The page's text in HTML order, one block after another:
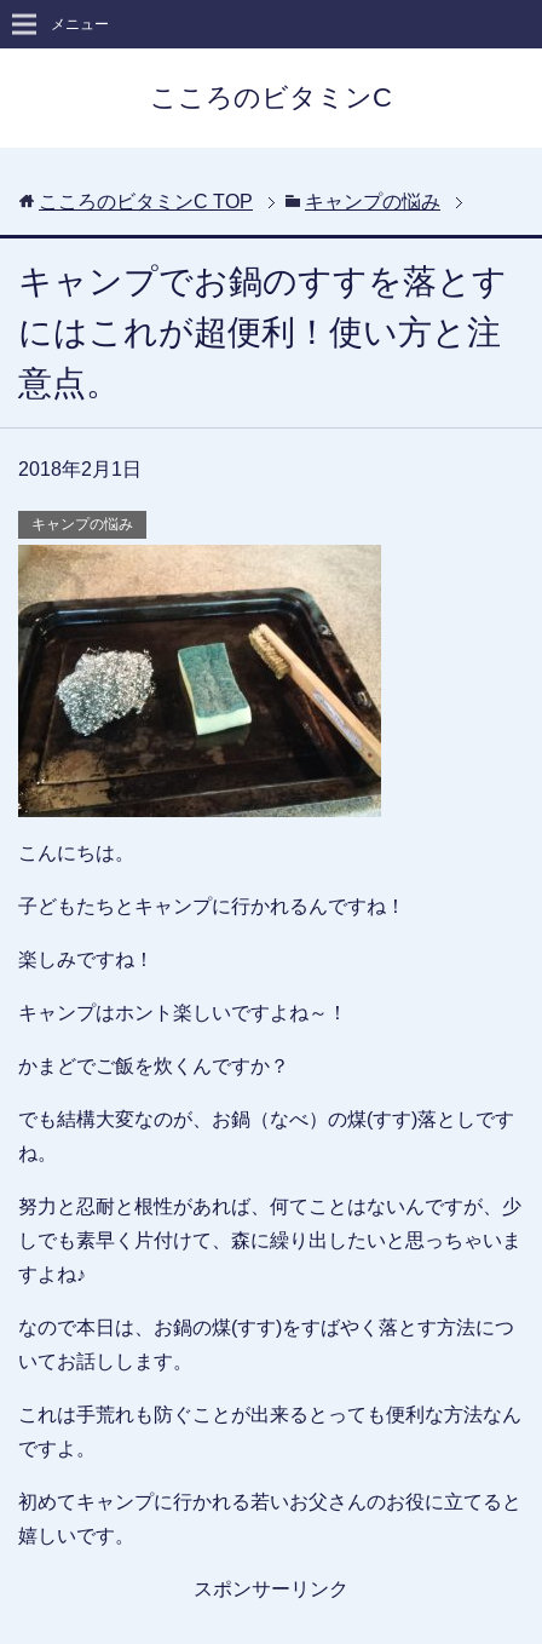
こころのビタミンC
メニュー
こころのビタミンC TOP キャンプの悩み
キャンプでお鍋のすすを落とす
にはこれが超便利！使い方と注
意点。
2018年2月1日
キャンプの悩み
こんにちは。
子どもたちとキャンプに行かれるんですね！
楽しみですね！
キャンプはホント楽しいですよね～！
かまどでご飯を炊くんですか？
でも結構大変なのが、お鍋（なべ）の煤(すす)落としです
ね。
努力と忍耐と根性があれば、何てことはないんですが、少
しでも素早く片付けて、森に繰り出したいと思っちゃいま
すよね♪
なので本日は、お鍋の煤(すす)をすばやく落とす方法につ
いてお話しします。
これは手荒れも防ぐことが出来るとっても便利な方法なん
ですよ。
初めてキャンプに行かれる若いお父さんのお役に立てると
嬉しいです。
スポンサーリンク